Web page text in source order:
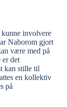
kunne involvere
Naborom gjort
være med på
er det
kan stille til
en kollektiv
på